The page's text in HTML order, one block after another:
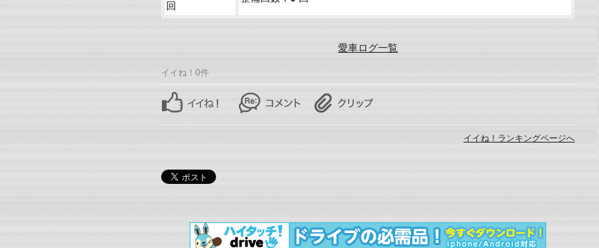
回
愛車ログ一覧
イイね！0件
イイね！ランキングページへ